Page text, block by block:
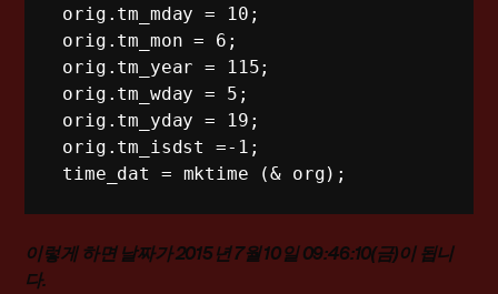
orig . tm_mday = 10 ;
orig . tm_mon = 6 ;
orig . tm_year = 115;
orig . tm_wday = 5 ;
orig . tm_yday = 19 ;
orig . tm_isdst =-1 ;
time_dat = mktime (& org) ;
이렇게 하면 날짜가2015년 7월 10일 09:46:10(금)이 됩니
다.